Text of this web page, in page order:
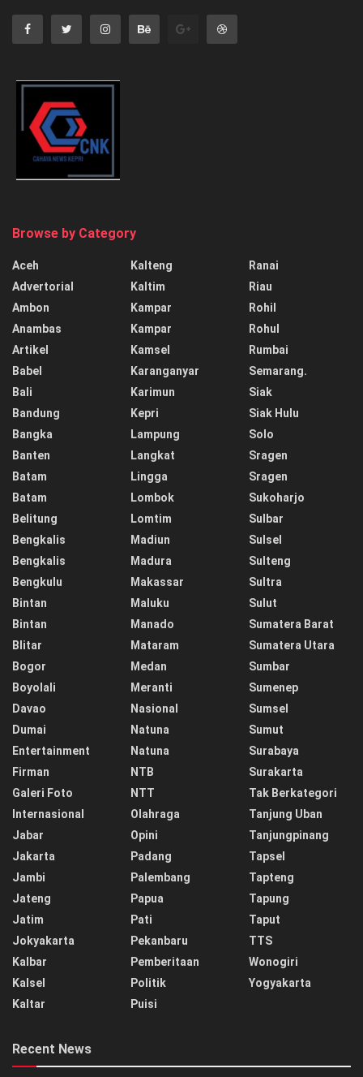
Browse by Category
Aceh
Advertorial
Ambon
Anambas
Artikel
Babel
Bali
Bandung
Bangka
Banten
Batam
Batam
Belitung
Bengkalis
Bengkalis
Bengkulu
Bintan
Bintan
Blitar
Bogor
Boyolali
Davao
Dumai
Entertainment
Firman
Galeri Foto
Internasional
Jabar
Jakarta
Jambi
Jateng
Jatim
Jokyakarta
Kalbar
Kalsel
Kaltar
Kalteng
Kaltim
Kampar
Kampar
Kamsel
Karanganyar
Karimun
Kepri
Lampung
Langkat
Lingga
Lombok
Lomtim
Madiun
Madura
Makassar
Maluku
Manado
Mataram
Medan
Meranti
Nasional
Natuna
Natuna
NTB
NTT
Olahraga
Opini
Padang
Palembang
Papua
Pati
Pekanbaru
Pemberitaan
Politik
Puisi
Ranai
Riau
Rohil
Rohul
Rumbai
Semarang.
Siak
Siak Hulu
Solo
Sragen
Sragen
Sukoharjo
Sulbar
Sulsel
Sulteng
Sultra
Sulut
Sumatera Barat
Sumatera Utara
Sumbar
Sumenep
Sumsel
Sumut
Surabaya
Surakarta
Tak Berkategori
Tanjung Uban
Tanjungpinang
Tapsel
Tapteng
Tapung
Taput
TTS
Wonogiri
Yogyakarta
Recent News